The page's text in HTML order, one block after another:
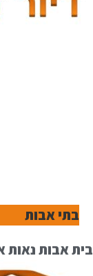
בתי אבות
בית אבות נאות